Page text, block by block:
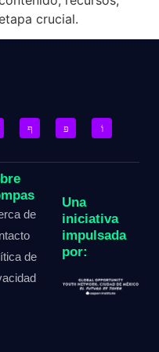
crucial.
de
de
Una
iniciativa
impulsada
por: